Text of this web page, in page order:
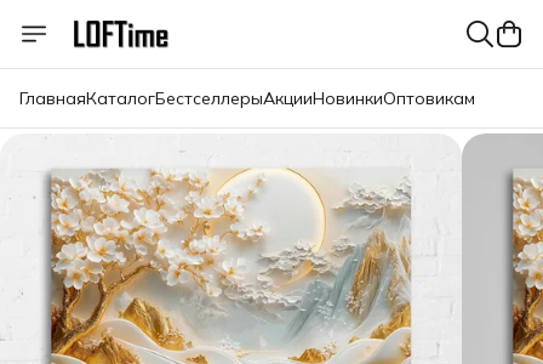
ГлавнаяКаталогБестселлерыАкцииНовинкиОптовикам